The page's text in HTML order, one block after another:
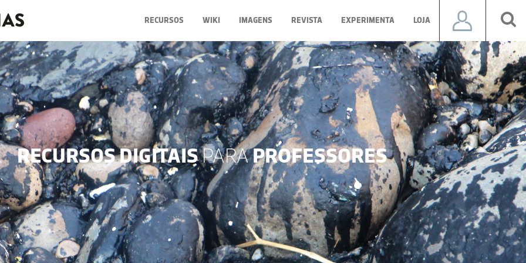
RECURSOS WIKI IMAGENS REVISTA EXPERIMENTA LOJA
RECURSOS DIGITAISPARAPROFESSORES